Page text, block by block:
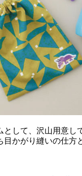
として、沢山用意し
目かがり縫いの仕方